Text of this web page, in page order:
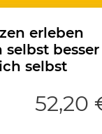
erleben
besser
selbst
52,20